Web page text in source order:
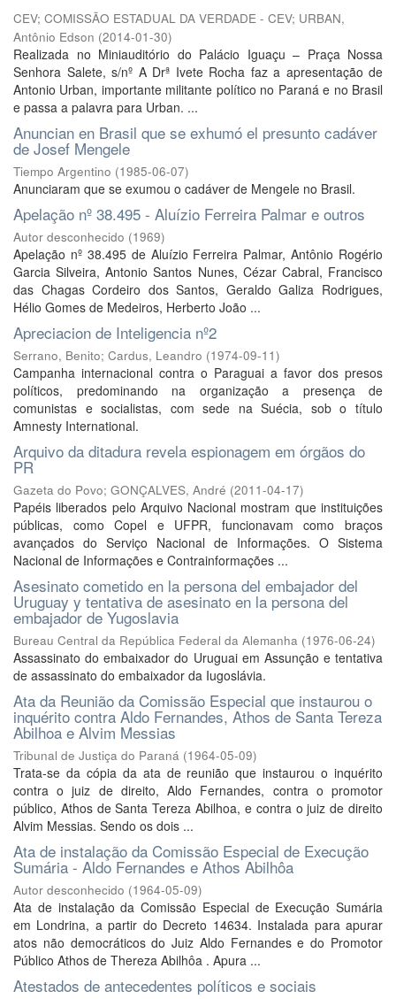
CEV; COMISSÃO ESTADUAL DA VERDADE - CEV; URBAN,
Antônio Edson (2014-01-30)
Realizada no Miniauditório do Palácio Iguaçu – Praça Nossa
Senhora Salete, s/nº A Drª Ivete Rocha faz a apresentação de
Antonio Urban, importante militante político no Paraná e no Brasil
e passa a palavra para Urban. ...
Anuncian en Brasil que se exhumó el presunto cadáver
de Josef Mengele
Tiempo Argentino (1985-06-07)
Anunciaram que se exumou o cadáver de Mengele no Brasil.
Apelação nº 38.495 - Aluízio Ferreira Palmar e outros
Autor desconhecido (1969)
Apelação nº 38.495 de Aluízio Ferreira Palmar, Antônio Rogério
Garcia Silveira, Antonio Santos Nunes, Cézar Cabral, Francisco
das Chagas Cordeiro dos Santos, Geraldo Galiza Rodrigues,
Hélio Gomes de Medeiros, Herberto João ...
Apreciacion de Inteligencia nº2
Serrano, Benito; Cardus, Leandro (1974-09-11)
Campanha internacional contra o Paraguai a favor dos presos
políticos, predominando na organização a presença de
comunistas e socialistas, com sede na Suécia, sob o título
Amnesty International.
Arquivo da ditadura revela espionagem em órgãos do
PR
Gazeta do Povo; GONÇALVES, André (2011-04-17)
Papéis liberados pelo Arquivo Nacional mostram que instituições
públicas, como Copel e UFPR, funcionavam como braços
avançados do Serviço Nacional de Informações. O Sistema
Nacional de Informações e Contrainformações ...
Asesinato cometido en la persona del embajador del
Uruguay y tentativa de asesinato en la persona del
embajador de Yugoslavia
Bureau Central da República Federal da Alemanha (1976-06-24)
Assassinato do embaixador do Uruguai em Assunção e tentativa
de assassinato do embaixador da Iugoslávia.
Ata da Reunião da Comissão Especial que instaurou o
inquérito contra Aldo Fernandes, Athos de Santa Tereza
Abilhoa e Alvim Messias
Tribunal de Justiça do Paraná (1964-05-09)
Trata-se da cópia da ata de reunião que instaurou o inquérito
contra o juiz de direito, Aldo Fernandes, contra o promotor
público, Athos de Santa Tereza Abilhoa, e contra o juiz de direito
Alvim Messias. Sendo os dois ...
Ata de instalação da Comissão Especial de Execução
Sumária - Aldo Fernandes e Athos Abilhôa
Autor desconhecido (1964-05-09)
Ata de instalação da Comissão Especial de Execução Sumária
em Londrina, a partir do Decreto 14634. Instalada para apurar
atos não democráticos do Juiz Aldo Fernandes e do Promotor
Público Athos de Thereza Abilhôa . Apura ...
Atestados de antecedentes políticos e sociais